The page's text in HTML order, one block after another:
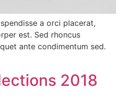
a orci placerat,
est. Sed rhoncus
ante condimentum sed.
2018